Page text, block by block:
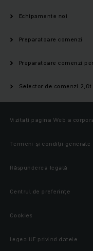
Echipamente noi
Preparatoare comenzi
Preparatoare comenzi
Selector de comenzi 2,0t
Vizitați pagina Web a
Termeni și condiții generale
Răspunderea legală
Centrul de preferințe
Cookies
Legea UE privind datele